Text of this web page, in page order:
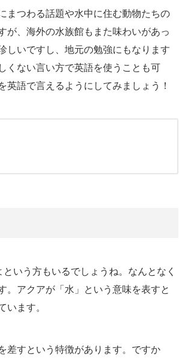
まつわる話題や水中に住む動物たちの
が、海外の水族館もまた味わいがあっ
しいですし、地元の勉強にもなります
くない言い方で英語を使うことも可
語で言えるようにしてみましょう！
いう方もいるでしょうね。なんとなく
。アクアが「水」という意味を表すと
ます。
差すという特徴があります。ですか